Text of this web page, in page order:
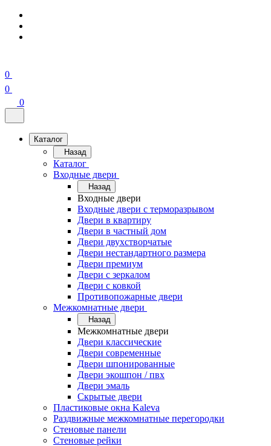
0
0
0
Каталог
Назад
Каталог
Входные двери
Назад
Входные двери
Входные двери с терморазрывом
Двери в квартиру
Двери в частный дом
Двери двухстворчатые
Двери нестандартного размера
Двери премиум
Двери с зеркалом
Двери с ковкой
Противопожарные двери
Межкомнатные двери
Назад
Межкомнатные двери
Двери классические
Двери современные
Двери шпонированные
Двери экошпон / пвх
Двери эмаль
Скрытые двери
Пластиковые окна Kaleva
Раздвижные межкомнатные перегородки
Стеновые панели
Стеновые рейки